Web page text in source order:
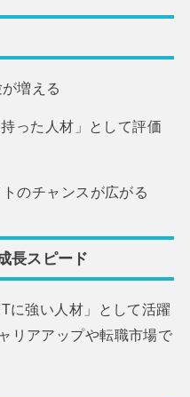
増える
った人材」として評価
のチャンスが広がる
長スピード
に強い人材」として活躍
リアアップや転職市場で